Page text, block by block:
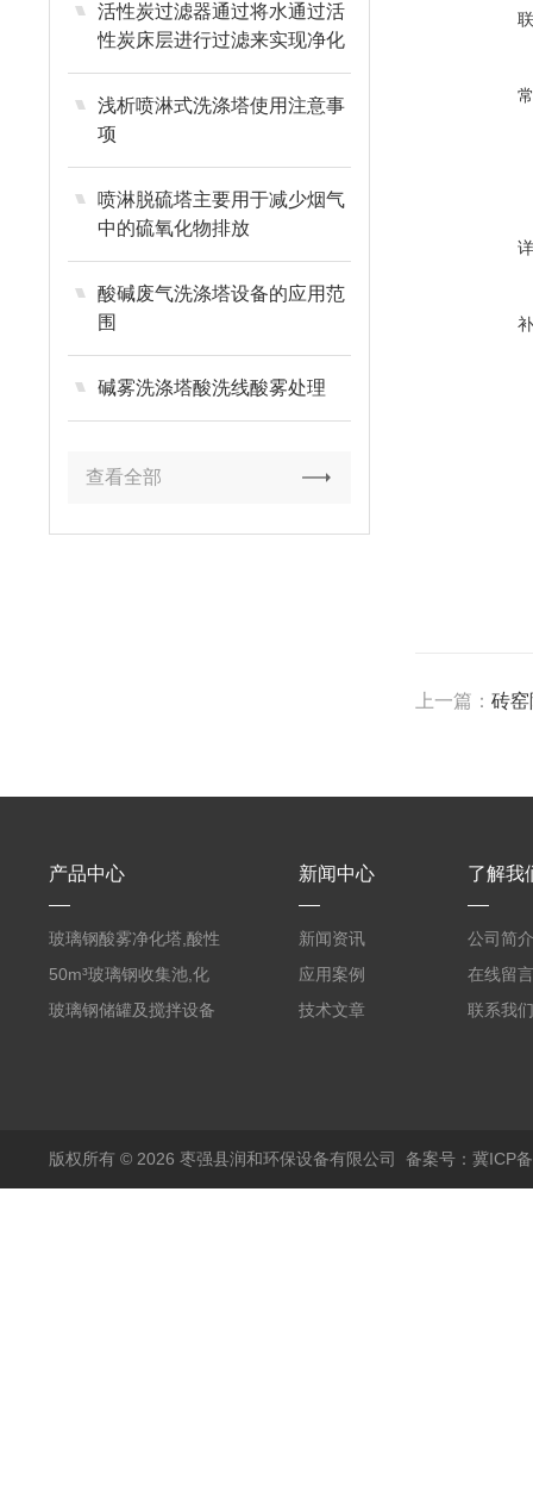
活性炭过滤器通过将水通过活
性炭床层进行过滤来实现净化
效果
浅析喷淋式洗涤塔使用注意事
项
喷淋脱硫塔主要用于减少烟气
中的硫氧化物排放
酸碱废气洗涤塔设备的应用范
围
碱雾洗涤塔酸洗线酸雾处理
查看全部
上一篇：砖
产品中心
玻璃钢酸雾净化塔,酸性
废气洗涤塔处理工艺
50m³玻璃钢收集池,化
粪罐
玻璃钢储罐及搅拌设备
新闻中心
新闻资讯
应用案例
技术文章
了解我
公司简介
在线留言
联系我们
版权所有 © 2026 枣强县润和环保设备有限公司 备案号：冀ICP